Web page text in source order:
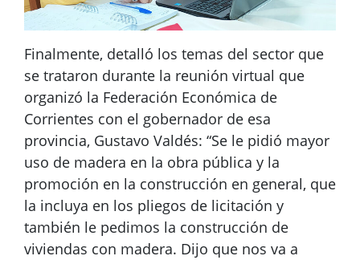
Finalmente, detalló los temas del sector que
se trataron durante la reunión virtual que
organizó la Federación Económica de
Corrientes con el gobernador de esa
provincia, Gustavo Valdés: “Se le pidió mayor
uso de madera en la obra pública y la
promoción en la construcción en general, que
la incluya en los pliegos de licitación y
también le pedimos la construcción de
viviendas con madera. Dijo que nos va a